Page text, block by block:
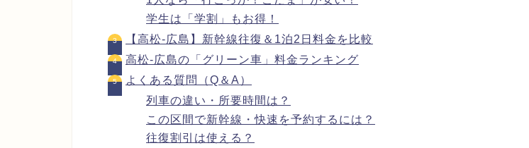
学生は「学割」もお得！
【高松-広島】新幹線往復＆1泊2日料金を比較
高松-広島の「グリーン車」料金ランキング
よくある質問（Q＆A）
列車の違い・所要時間は？
この区間で新幹線・快速を予約するには？
往復割引は使える？